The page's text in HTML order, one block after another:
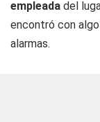
empleada del
encontró con
alarmas.